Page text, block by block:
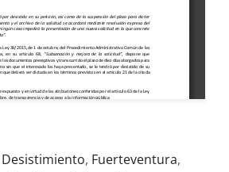
Desistimiento, Fuerteventura,